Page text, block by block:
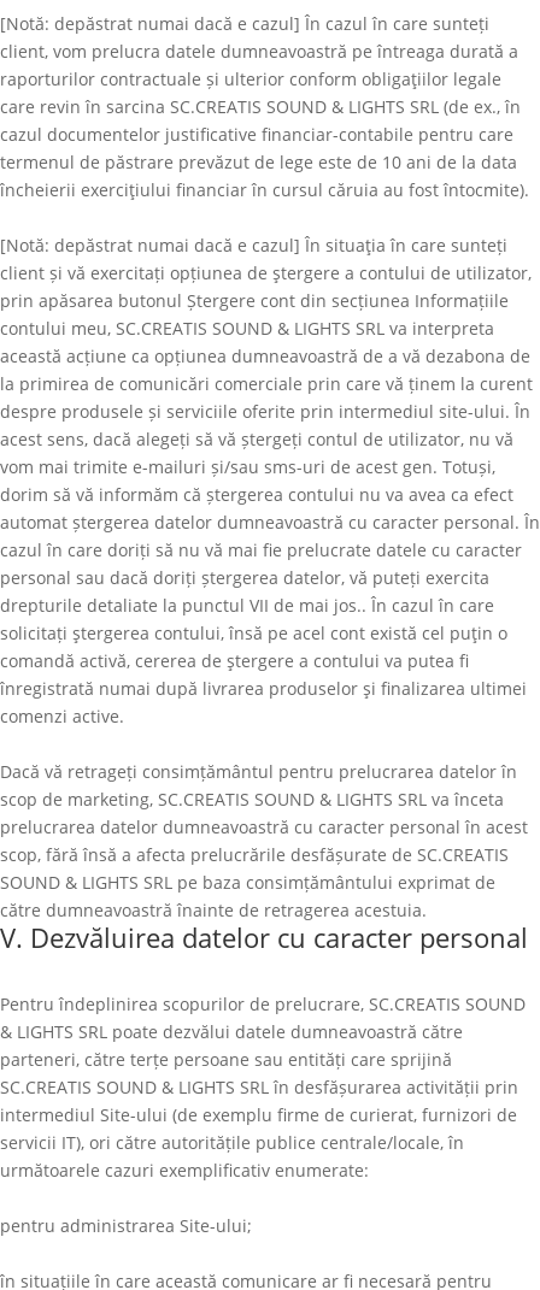
[Notă: depăstrat numai dacă e cazul] În cazul în care sunteți
client, vom prelucra datele dumneavoastră pe întreaga durată a
raporturilor contractuale și ulterior conform obligaţiilor legale
care revin în sarcina SC.CREATIS SOUND & LIGHTS SRL (de ex., în
cazul documentelor justificative financiar-contabile pentru care
termenul de păstrare prevăzut de lege este de 10 ani de la data
încheierii exerciţiului financiar în cursul căruia au fost întocmite).
[Notă: depăstrat numai dacă e cazul] În situaţia în care sunteți
client și vă exercitați opțiunea de ştergere a contului de utilizator,
prin apăsarea butonul Ștergere cont din secțiunea Informațiile
contului meu, SC.CREATIS SOUND & LIGHTS SRL va interpreta
această acțiune ca opțiunea dumneavoastră de a vă dezabona de
la primirea de comunicări comerciale prin care vă ținem la curent
despre produsele și serviciile oferite prin intermediul site-ului. În
acest sens, dacă alegeți să vă ștergeți contul de utilizator, nu vă
vom mai trimite e-mailuri și/sau sms-uri de acest gen. Totuși,
dorim să vă informăm că ștergerea contului nu va avea ca efect
automat ștergerea datelor dumneavoastră cu caracter personal. În
cazul în care doriți să nu vă mai fie prelucrate datele cu caracter
personal sau dacă doriți ștergerea datelor, vă puteți exercita
drepturile detaliate la punctul VII de mai jos.. În cazul în care
solicitați ştergerea contului, însă pe acel cont există cel puţin o
comandă activă, cererea de ştergere a contului va putea fi
înregistrată numai după livrarea produselor şi finalizarea ultimei
comenzi active.
Dacă vă retrageți consimțământul pentru prelucrarea datelor în
scop de marketing, SC.CREATIS SOUND & LIGHTS SRL va înceta
prelucrarea datelor dumneavoastră cu caracter personal în acest
scop, fără însă a afecta prelucrările desfășurate de SC.CREATIS
SOUND & LIGHTS SRL pe baza consimțământului exprimat de
către dumneavoastră înainte de retragerea acestuia.
V. Dezvăluirea datelor cu caracter personal
Pentru îndeplinirea scopurilor de prelucrare, SC.CREATIS SOUND
& LIGHTS SRL poate dezvălui datele dumneavoastră către
parteneri, către terțe persoane sau entități care sprijină
SC.CREATIS SOUND & LIGHTS SRLîn desfășurarea activității prin
intermediul Site-ului (de exemplu firme de curierat, furnizori de
servicii IT), ori către autoritățile publice centrale/locale, în
următoarele cazuri exemplificativ enumerate:
pentru administrarea Site-ului;
în situațiile în care această comunicare ar fi necesară pentru